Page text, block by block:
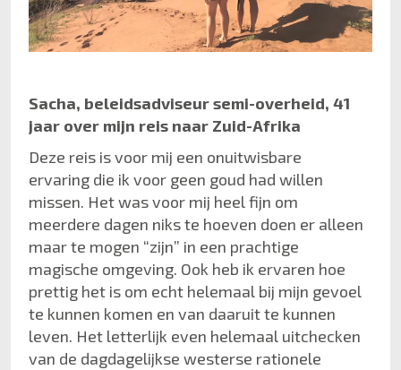
Sacha, beleidsadviseur semi-overheid, 41
jaar over mijn reis naar Zuid-Afrika
Deze reis is voor mij een onuitwisbare
ervaring die ik voor geen goud had willen
missen. Het was voor mij heel fijn om
meerdere dagen niks te hoeven doen er alleen
maar te mogen “zijn” in een prachtige
magische omgeving. Ook heb ik ervaren hoe
prettig het is om echt helemaal bij mijn gevoel
te kunnen komen en van daaruit te kunnen
leven. Het letterlijk even helemaal uitchecken
van de dagdagelijkse westerse rationele